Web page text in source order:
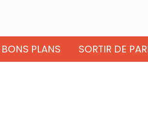
BONS PLANS SORTIR DE